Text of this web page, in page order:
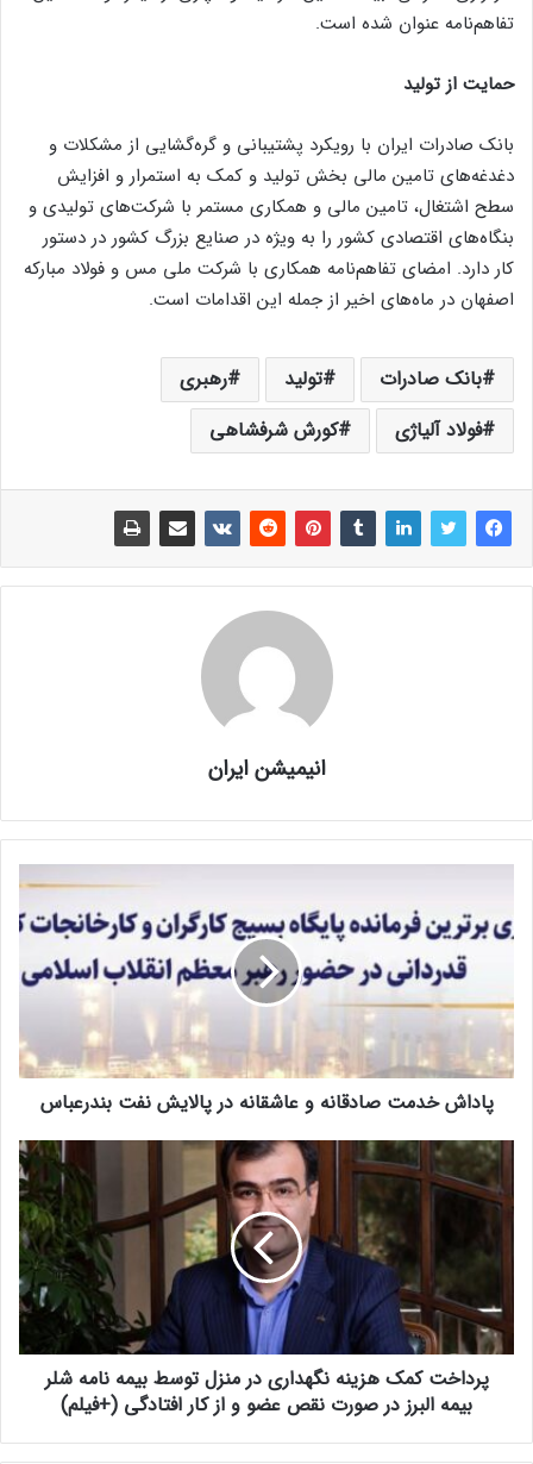
تفاهم‌نامه عنوان شده است.
حمایت از تولید
بانک صادرات ایران با رویکرد پشتیبانی و گره‌گشایی از مشکلات و
دغدغه‌های تامین مالی بخش تولید و کمک به استمرار و افزایش
سطح اشتغال، تامین مالی و همکاری مستمر با شرکت‌های تولیدی و
بنگاه‌های اقتصادی کشور را به ویژه در صنایع بزرگ کشور در دستور
کار دارد. امضای تفاهم‌نامه همکاری با شرکت ملی مس و فولاد مبارکه
اصفهان در ماه‌های اخیر از جمله این اقدامات است.
بانک صادرات تولید
رهبری
فولاد آلیاژی
کورش شرفشاهی
انیمیشن ایران
پاداش خدمت صادقانه و عاشقانه در پالایش نفت بندرعباس
پرداخت کمک هزینه نگهداری در منزل توسط بیمه نامه شلر
بیمه البرز در صورت نقص عضو و از کار افتادگی (+فیلم)